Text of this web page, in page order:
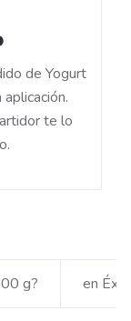
de Yogurt
te lo
g? en